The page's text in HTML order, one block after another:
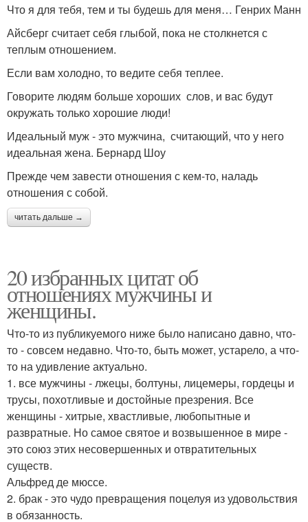
Что я для тебя, тем и ты будешь для меня… Генрих Манн
Айсберг считает себя глыбой, пока не столкнется с
теплым отношением.
Если вам холодно, то ведите себя теплее.
Говорите людям больше хороших слов, и вас будут
окружать только хорошие люди!
Идеальный муж - это мужчина, считающий, что у него
идеальная жена. Бернард Шоу
Прежде чем завести отношения с кем-то, наладь
отношения с собой.
читать дальше →
20 избранных цитат об
отношениях мужчины и
женщины.
Что-то из публикуемого ниже было написано давно, что-
то - совсем недавно. Что-то, быть может, устарело, а что-
то на удивление актуально.
1. все мужчины - лжецы, болтуны, лицемеры, гордецы и
трусы, похотливые и достойные презрения. Все
женщины - хитрые, хвастливые, любопытные и
развратные. Но самое святое и возвышенное в мире -
это союз этих несовершенных и отвратительных
существ.
Альфред де мюссе.
2. брак - это чудо превращения поцелуя из удовольствия
в обязанность.